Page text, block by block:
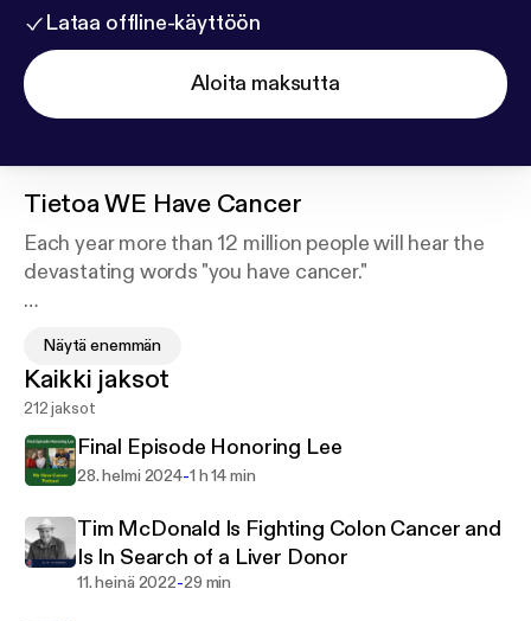
Lataa offline-käyttöön
Aloita maksutta
TietoaWE Have Cancer
Each year more than 12 million people will hear the
devastating words "you have cancer."
stories of patients, survivors, caregivers and
medical professionals as a way to provide
information, inspiration and hope to those touched
by cancer.
of pediatric kidney cancer and has been battling
stage 4 colon cancer since 2011.
Näytä enemmän
Kaikki jaksot
212 jaksot
Final Episode Honoring Lee
28. helmi 2024-1 h 14 min
Tim McDonald Is Fighting Colon Cancer and
Is In Search of a Liver Donor
11. heinä 2022-29 min